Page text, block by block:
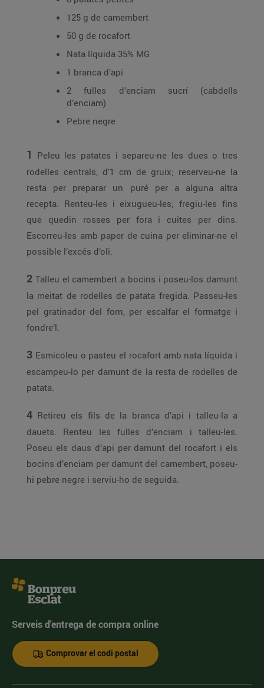
125 g de camembert
50 g de rocafort
Nata líquida 35% MG
1 branca d’api
2 fulles d’enciam sucrí (cabdells
d’enciam)
Pebre negre
1 Peleu les patates i separeu-ne les dues o tres
rodelles centrals, d’1 cm de gruix; reserveu-ne la
resta per preparar un puré per a alguna altra
recepta. Renteu-les i eixugueu-les; fregiu-les fins
que quedin rosses per fora i cuites per dins.
Escorreu-les amb paper de cuina per eliminar-ne el
possible l’excés d’oli.
2 Talleu el camembert a bocins i poseu-los damunt
la meitat de rodelles de patata fregida. Passeu-les
pel gratinador del forn, per escalfar el formatge i
fondre’l.
3 Esmicoleu o pasteu el rocafort amb nata líquida i
escampeu-lo per damunt de la resta de rodelles de
patata.
4 Retireu els fils de la branca d’api i talleu-la a
dauets. Renteu les fulles d’enciam i talleu-les.
Poseu els daus d’api per damunt del rocafort i els
bocins d’enciam per damunt del camembert, poseu-
hi pebre negre i serviu-ho de seguida.
Serveis d'entrega de compra online
Comprovar el codi postal